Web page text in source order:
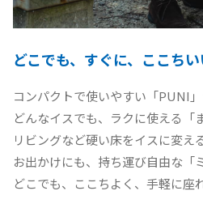
どこでも、すぐに、ここちい
コンパクトで使いやすい「PUNI」
どんなイスでも、ラクに使える「
リビングなど硬い床をイスに変え
お出かけにも、持ち運び自由な「
どこでも、ここちよく、手軽に座